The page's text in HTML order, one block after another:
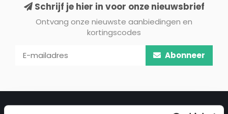
Schrijf je hier in voor onze nieuwsbrief
Ontvang onze nieuwste aanbiedingen en
kortingscodes
Abonneer